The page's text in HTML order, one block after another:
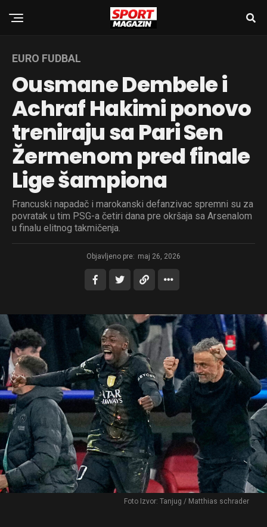
EURO FUDBAL
Ousmane Dembele i
Achraf Hakimi ponovo
treniraju sa Pari Sen
Žermenom pred finale
Lige šampiona
Francuski napadač i marokanski defanzivac spremni su za
povratak u tim PSG-a četiri dana pre okršaja sa Arsenalom
u finalu elitnog takmičenja.
Objavljeno pre: maj 26, 2026
Foto Izvor: Tanjug / Matthias schrader